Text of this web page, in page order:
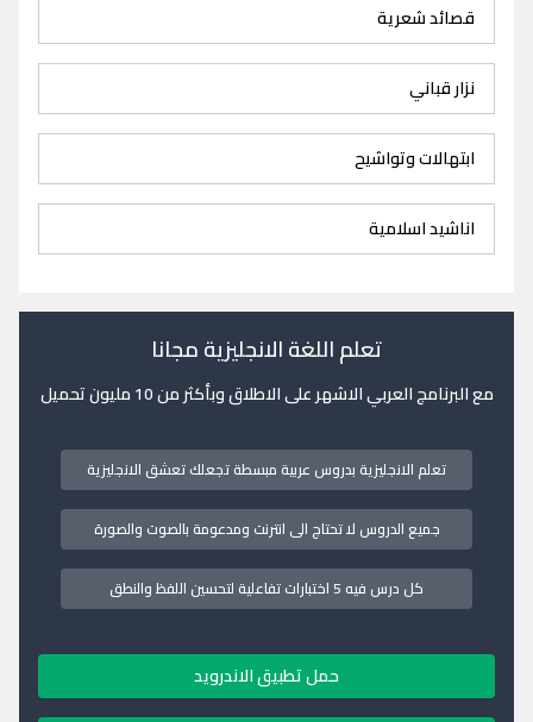
قصائد شعرية
نزار قباني
ابتهالات وتواشيح
اناشيد اسلامية
تعلم اللغة الانجليزية مجانا
مع البرنامج العربي الاشهر على الاطلاق وبأكثر من 10 مليون تحميل
تعلم الانجليزية بدروس عربية مبسطة تجعلك تعشق الانجليزية
جميع الدروس لا تحتاج الى انترنت ومدعومة بالصوت والصورة
كل درس فيه 5 اختبارات تفاعلية لتحسين اللفظ والنطق
حمل تطبيق الاندرويد